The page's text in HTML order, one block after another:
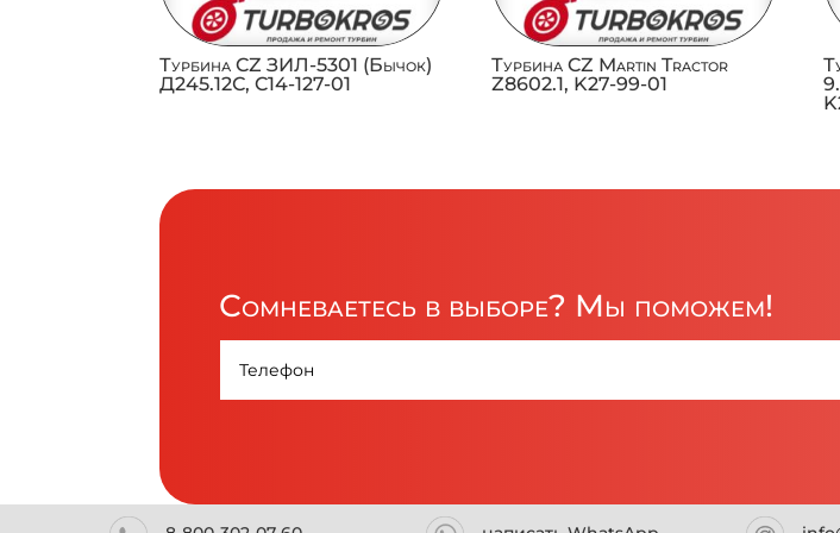
Турбина CZ ЗИЛ-5301 (Бычок)
Д245.12С, C14-127-01
Турбина CZ Martin Tractor
Z8602.1, K27-99-01
Сомневаетесь в выборе? Мы поможем!